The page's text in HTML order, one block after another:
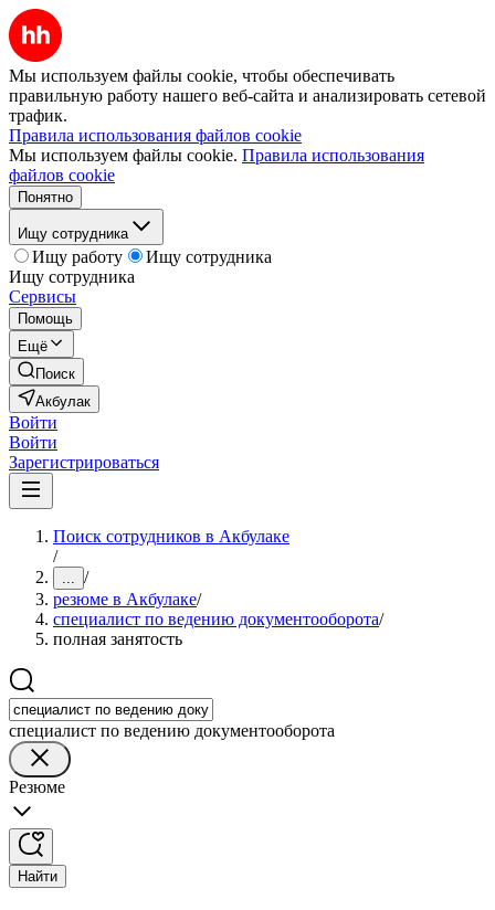
Мы используем файлы cookie, чтобы обеспечивать
правильную работу нашего веб-сайта и анализировать сетевой
трафик.
Правила использования файлов cookie
Мы используем файлы cookie. Правила использования
файлов cookie
Понятно
Ищу сотрудника
Ищу работу
Ищу сотрудника
Ищу сотрудника
Сервисы
Помощь
Ещё
Поиск
Акбулак
Войти
Войти
Зарегистрироваться
Поиск сотрудников в Акбулаке
/
... /
резюме в Акбулаке/
специалист по ведению документооборота/
полная занятость
специалист по ведению документооборота
Резюме
Найти